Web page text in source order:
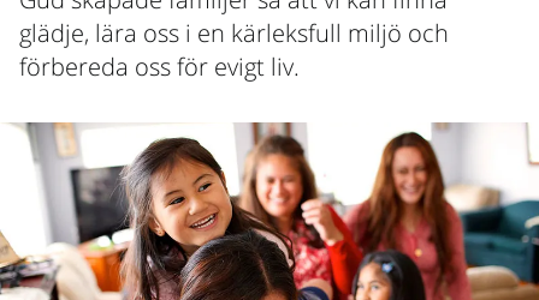
glädje, lära oss i en kärleksfull miljö och
förbereda oss för evigt liv.